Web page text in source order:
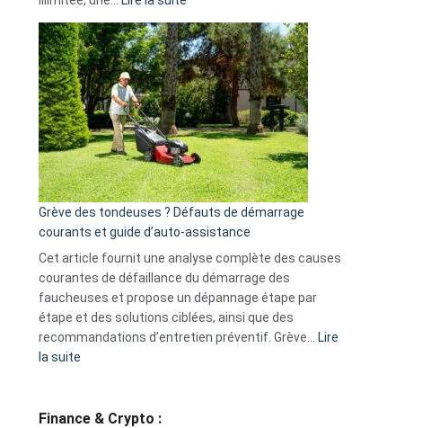
GitHub
choisir
une
caméra
de
surveillance
?
5
avantages
essentiels
de
la
S330
eufy
Grève des tondeuses ? Défauts de démarrage
courants et guide d’auto-assistance
Cet article fournit une analyse complète des causes
courantes de défaillance du démarrage des
faucheuses et propose un dépannage étape par
étape et des solutions ciblées, ainsi que des
recommandations d’entretien préventif. Grève…
Lire
la suite
tondeuses
Finance & Crypto :